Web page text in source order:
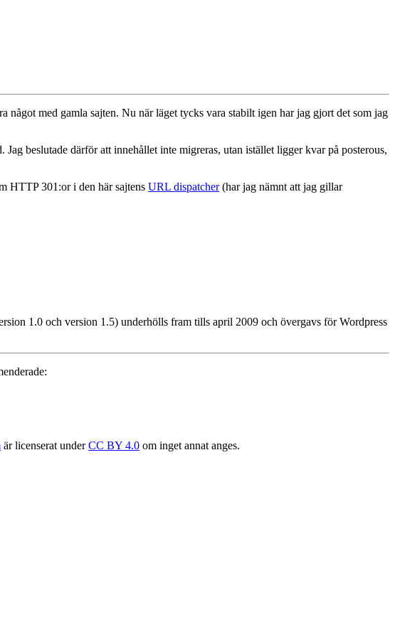
något med gamla sajten. Nu när läget tycks vara stabilt igen har jag gjort det som jag
beslutade därför att innehållet inte migreras, utan istället ligger kvar på posterous,
HTTP 301:or i den här sajtens URL dispatcher(har jag nämnt att jag gillar
1.0 och version 1.5) underhölls fram tills april 2009 och övergavs för Wordpress
är licenserat underCC BY 4.0 om inget annat anges.